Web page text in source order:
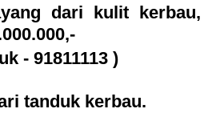
dari kulit kerbau,
- 91811113 )
tanduk kerbau.